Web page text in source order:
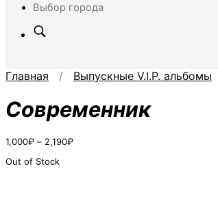
Выбор города
Главная / Выпускные V.I.P. альбомы
Современник
1,000₽ – 2,190₽Диапазон
Out of Stock